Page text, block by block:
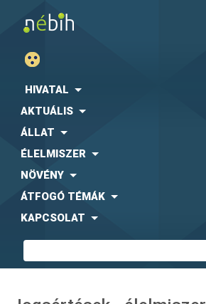
HIVATAL
AKTUÁLIS
ÁLLAT
ÉLELMISZER
NÖVÉNY
ÁTFOGÓ TÉMÁK
KAPCSOLAT